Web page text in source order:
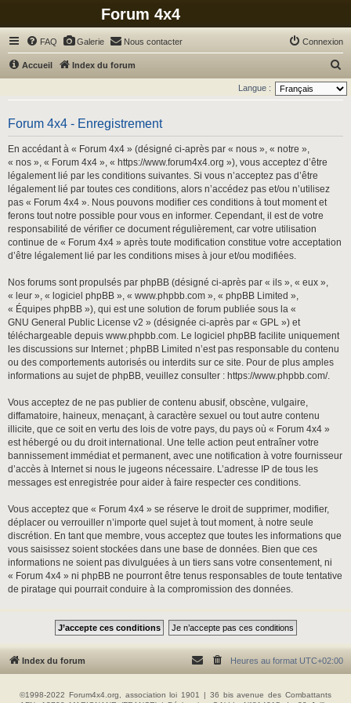
Forum 4x4
FAQ Galerie Nous contacter Connexion
Accueil Index du forum
e
c
e
Langue :
Forum 4x4 - Enregistrement
En accédant à « Forum 4x4 » (désigné ci-après par « nous », « notre »,
« nos », « Forum 4x4 », « https://www.forum4x4.org »), vous acceptez d’être
légalement lié par les conditions suivantes. Si vous n’acceptez pas d’être
légalement lié par toutes ces conditions, alors n’accédez pas et/ou n’utilisez
pas « Forum 4x4 ». Nous pouvons modifier ces conditions à tout moment et
ferons tout notre possible pour vous en informer. Cependant, il est de votre
responsabilité de vérifier ce document régulièrement, car votre utilisation
continue de « Forum 4x4 » après toute modification constitue votre acceptation
d’être légalement lié par les conditions mises à jour et/ou modifiées.
Nos forums sont propulsés par phpBB (désigné ci-après par « ils », « eux »,
« leur », « logiciel phpBB », « www.phpbb.com », « phpBB Limited »,
« Équipes phpBB »), qui est une solution de forum publiée sous la «
GNU General Public License v2 » (désignée ci-après par « GPL ») et
téléchargeable depuis www.phpbb.com. Le logiciel phpBB facilite uniquement
les discussions sur Internet ; phpBB Limited n’est pas responsable du contenu
ou des comportements autorisés ou interdits sur ce site. Pour de plus amples
informations au sujet de phpBB, veuillez consulter : https://www.phpbb.com/.
Vous acceptez de ne pas publier de contenu abusif, obscène, vulgaire,
diffamatoire, haineux, menaçant, à caractère sexuel ou tout autre contenu
illicite, que ce soit en vertu des lois de votre pays, du pays où « Forum 4x4 »
est hébergé ou du droit international. Une telle action peut entraîner votre
bannissement immédiat et permanent, avec une notification à votre fournisseur
d’accès à Internet si nous le jugeons nécessaire. L’adresse IP de tous les
messages est enregistrée pour aider à faire respecter ces conditions.
Vous acceptez que « Forum 4x4 » se réserve le droit de supprimer, modifier,
déplacer ou verrouiller n’importe quel sujet à tout moment, à notre seule
discrétion. En tant que membre, vous acceptez que toutes les informations que
vous saisissez soient stockées dans une base de données. Bien que ces
informations ne soient pas divulguées à un tiers sans votre consentement, ni
« Forum 4x4 » ni phpBB ne pourront être tenus responsables de toute tentative
de piratage qui pourrait conduire à la compromission des données.
Index du forum Heures au format UTC+02:00
©1998-2022 Forum4x4.org, association loi 1901 | 36 bis avenue des Combattants